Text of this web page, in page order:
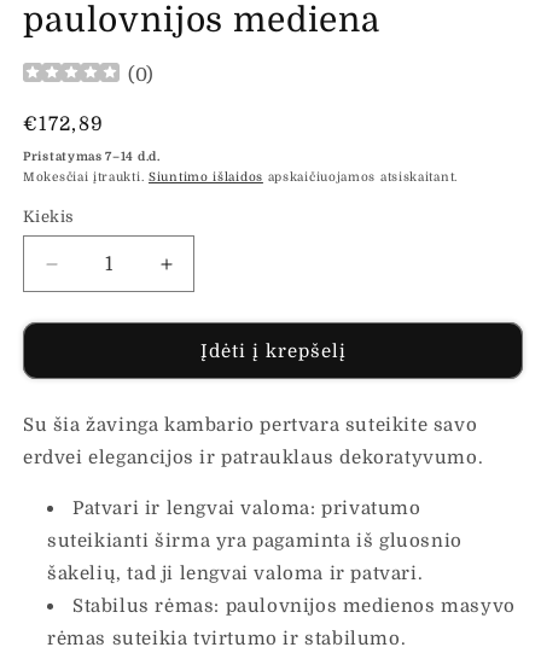
paulovnijos mediena
(0)
Įprasta
kaina
€172,89
Pristatymas 7–14 d.d.
Mokesčiai įtraukti. Siuntimo išlaidos apskaičiuojamos atsiskaitant.
Kiekis
Sumažinti
Kambario
pertvara,
segmentai,
paulovnijos
mediena
Padidinti
Kambario
pertvara,
segmentai,
paulovnijos
mediena
Įdėti į krepšelį
Su šia žavinga kambario pertvara suteikite savo
erdvei elegancijos ir patrauklaus dekoratyvumo.
Patvari ir lengvai valoma: privatumo
suteikianti širma yra pagaminta iš gluosnio
šakelių, tad ji lengvai valoma ir patvari.
Stabilus rėmas: paulovnijos medienos masyvo
rėmas suteikia tvirtumo ir stabilumo.